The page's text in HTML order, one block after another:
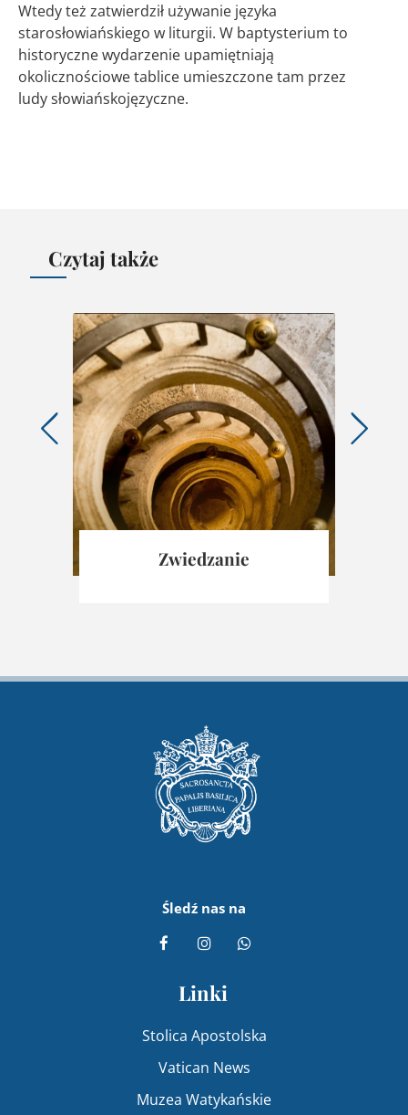
Wtedy też zatwierdził używanie języka
starosłowiańskiego w liturgii. W baptysterium to
historyczne wydarzenie upamiętniają
okolicznościowe tablice umieszczone tam przez
ludy słowiańskojęzyczne.
Czytaj także
Zwiedzanie
Śledź nas na
Linki
Stolica Apostolska
Vatican News
Muzea Watykańskie